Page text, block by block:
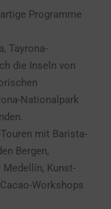
Programme
Tayrona-
die Inseln von
Nationalpark
mit Barista-
Bergen,
Kunst-
Workshops